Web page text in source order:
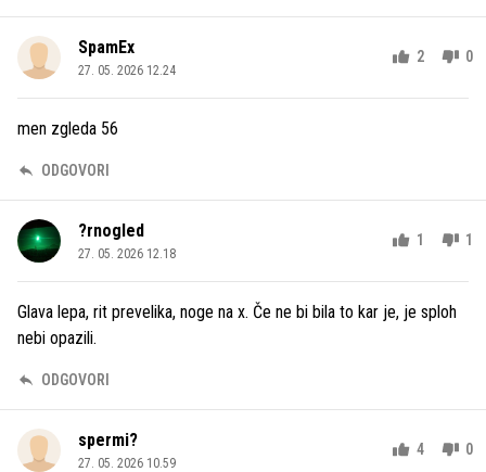
SpamEx
27. 05. 2026 12.24
2 0
men zgleda 56
ODGOVORI
?rnogled
27. 05. 2026 12.18
1 1
Glava lepa, rit prevelika, noge na x. Če ne bi bila to kar je, je sploh
nebi opazili.
ODGOVORI
spermi?
27. 05. 2026 10.59
4 0